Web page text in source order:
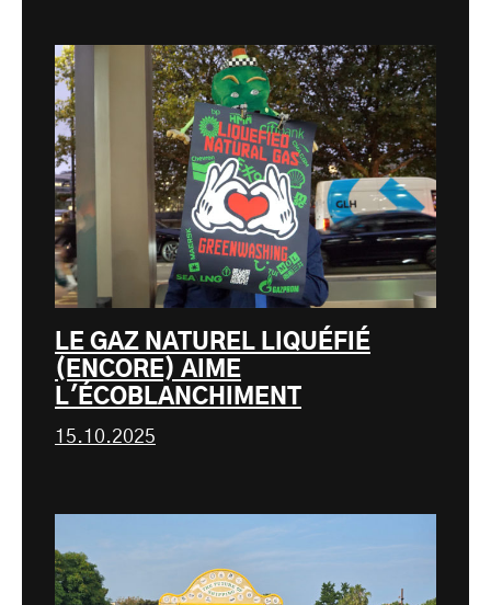
LE GAZ NATUREL LIQUÉFIÉ
(ENCORE) AIME
L'ÉCOBLANCHIMENT
15.10.2025